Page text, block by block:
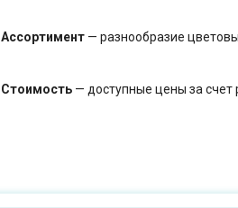
Ассортимент — разнообразие
Стоимость — доступные цены за